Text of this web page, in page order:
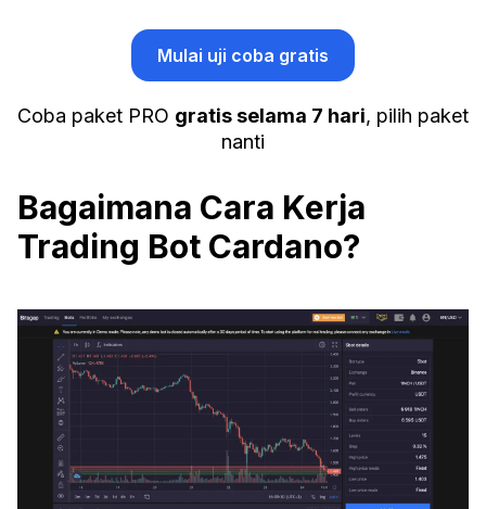
Mulai uji coba gratis
Coba paket PRO gratis selama 7 hari, pilih paket
nanti
Bagaimana Cara Kerja
Trading Bot Cardano?